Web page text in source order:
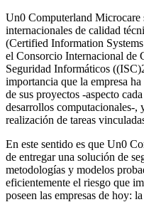
Un0 Computerland Microcare
internacionales de calidad
(Certified Information
el Consorcio Internacional de
Seguridad Informáticos
importancia que la empresa
de sus proyectos -aspecto
desarrollos computacionales-,
realización de tareas
En este sentido es que Un0
de entregar una solución de
metodologías y modelos
eficientemente el riesgo que
poseen las empresas de hoy: